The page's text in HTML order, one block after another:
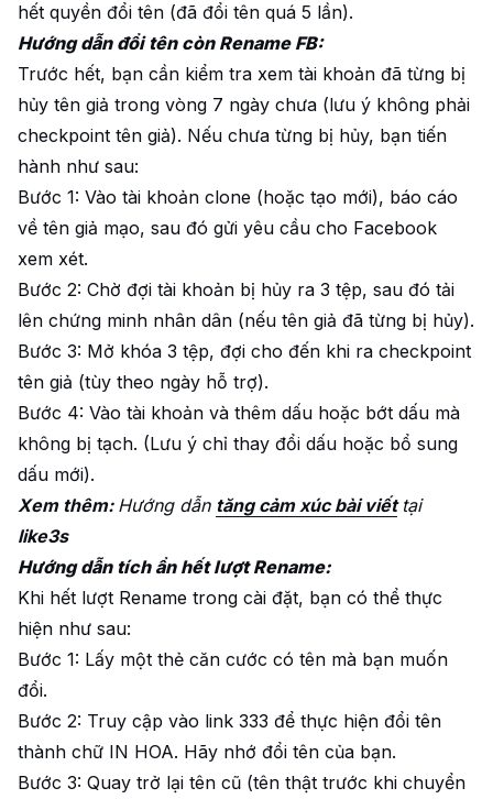
hết quyền đổi tên (đã đổi tên quá 5 lần).
Hướng dẫn đổi tên còn Rename FB:
Trước hết, bạn cần kiểm tra xem tài khoản đã từng bị
hủy tên giả trong vòng 7 ngày chưa (lưu ý không phải
checkpoint tên giả). Nếu chưa từng bị hủy, bạn tiến
hành như sau:
Bước 1: Vào tài khoản clone (hoặc tạo mới), báo cáo
về tên giả mạo, sau đó gửi yêu cầu cho Facebook
xem xét.
Bước 2: Chờ đợi tài khoản bị hủy ra 3 tệp, sau đó tải
lên chứng minh nhân dân (nếu tên giả đã từng bị hủy).
Bước 3: Mở khóa 3 tệp, đợi cho đến khi ra checkpoint
tên giả (tùy theo ngày hỗ trợ).
Bước 4: Vào tài khoản và thêm dấu hoặc bớt dấu mà
không bị tạch. (Lưu ý chỉ thay đổi dấu hoặc bổ sung
dấu mới).
Xem thêm: Hướng dẫn tăng cảm xúc bài viết tại
like3s
Hướng dẫn tích ẩn hết lượt Rename:
Khi hết lượt Rename trong cài đặt, bạn có thể thực
hiện như sau:
Bước 1: Lấy một thẻ căn cước có tên mà bạn muốn
đổi.
Bước 2: Truy cập vào link 333 để thực hiện đổi tên
thành chữ IN HOA. Hãy nhớ đổi tên của bạn.
Bước 3: Quay trở lại tên cũ (tên thật trước khi chuyển